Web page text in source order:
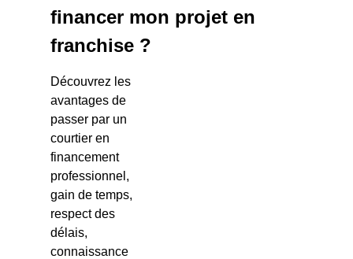
financer mon projet en
franchise ?
Découvrez les
avantages de
passer par un
courtier en
financement
professionnel,
gain de temps,
respect des
délais,
connaissance